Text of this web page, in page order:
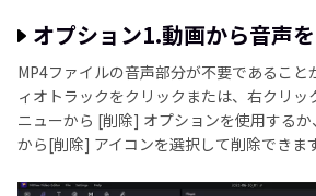
オプション1.動画から音声
MP4ファイルの音声部分が不要であるこ
ィオトラックをクリックまたは、右クリッ
ニューから [削除] オプションを使用する
から[削除] アイコンを選択して削除できます